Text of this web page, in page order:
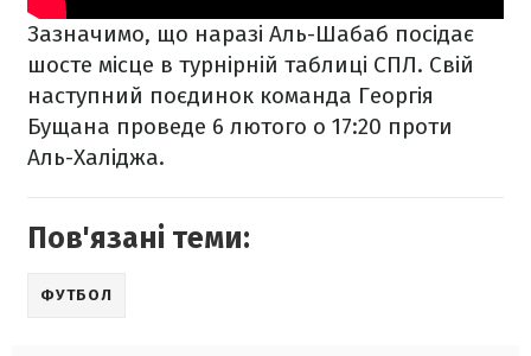
Зазначимо, що наразі Аль-Шабаб посідає
шосте місце в турнірній таблиці СПЛ. Свій
наступний поєдинок команда Георгія
Бущана проведе 6 лютого о 17:20 проти
Аль-Халіджа.
Пов'язані теми:
ФУТБОЛ